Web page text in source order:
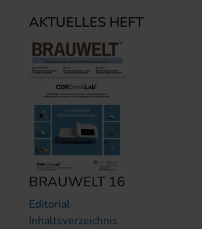
AKTUELLES HEFT
BRAUWELT 16
Editorial
Inhaltsverzeichnis